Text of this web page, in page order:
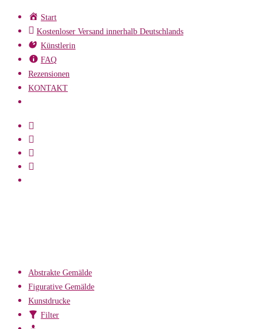
Zum
Inhalt
springen
Start
Kostenloser Versand innerhalb Deutschlands
Künstlerin
FAQ
Rezensionen
KONTAKT
Abstrakte Gemälde
Figurative Gemälde
Kunstdrucke
Filter